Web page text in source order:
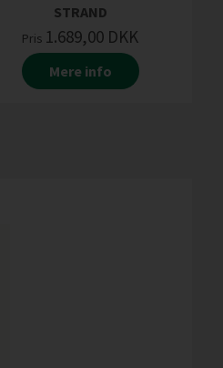
STRAND
Pris 1.689,00 DKK
Mere info